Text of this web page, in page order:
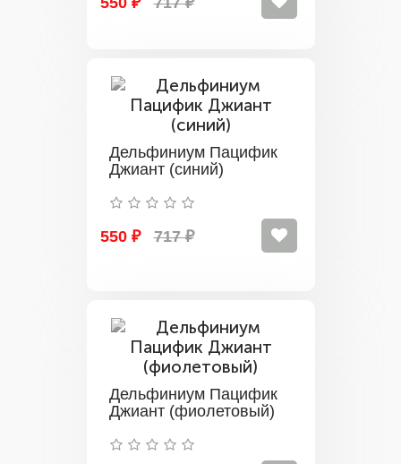
Дельфиниум Пацифик
Джиант (синий)
550 ₽ 717 ₽
Дельфиниум Пацифик
Джиант (фиолетовый)